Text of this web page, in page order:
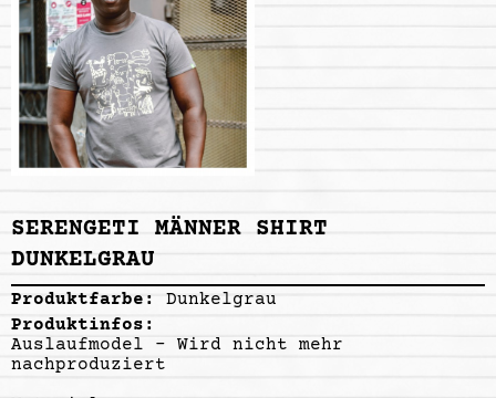
SERENGETI MÄNNER SHIRT
DUNKELGRAU
Produktfarbe: Dunkelgrau
Produktinfos:
Auslaufmodel - Wird nicht mehr
nachproduziert